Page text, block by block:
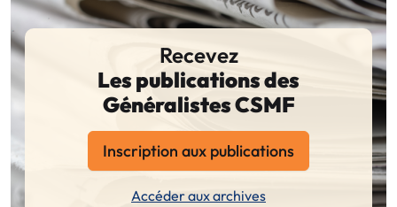
Recevez
Les publications des
Généralistes CSMF
Inscription aux publications
Accéder aux archives